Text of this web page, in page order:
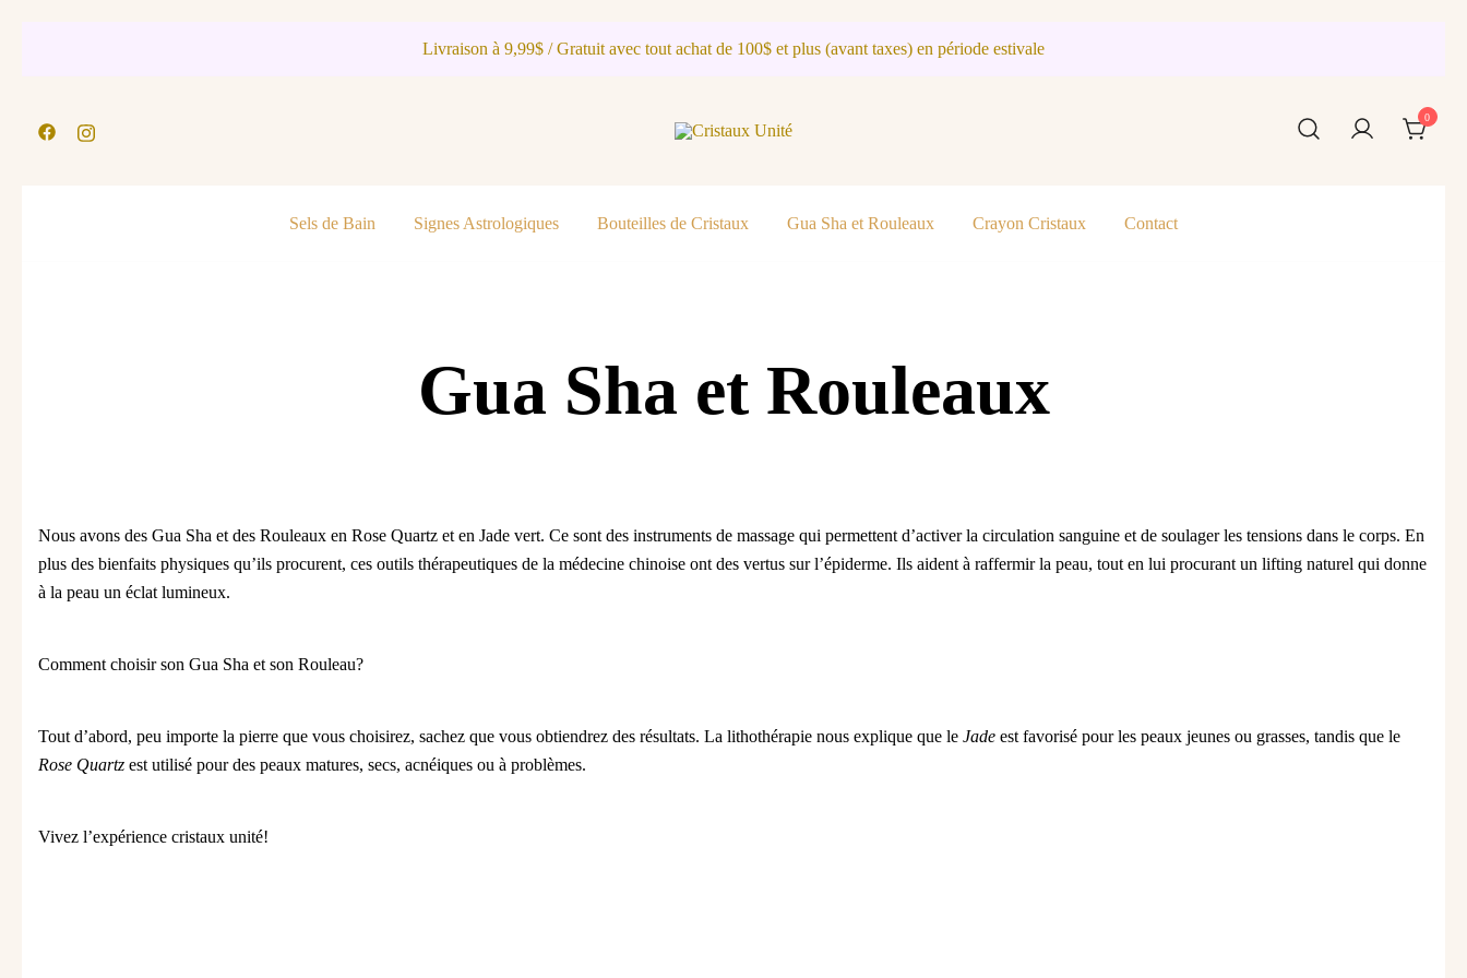
Livraison à 9,99$ / Gratuit avec tout achat de 100$ et plus (avant taxes) en période estivale
0
Sels de Bain Signes Astrologiques Bouteilles de Cristaux Gua Sha et Rouleaux Crayon Cristaux Contact
Gua Sha et Rouleaux
Nous avons des Gua Sha et des Rouleaux en Rose Quartz et en Jade vert. Ce sont des instruments de massage qui permettent d’activer la circulation sanguine et de soulager les tensions dans le corps. En
plus des bienfaits physiques qu’ils procurent, ces outils thérapeutiques de la médecine chinoise ont des vertus sur l’épiderme. Ils aident à raffermir la peau, tout en lui procurant un lifting naturel qui donne
à la peau un éclat lumineux.
Comment choisir son Gua Sha et son Rouleau?
Tout d’abord, peu importe la pierre que vous choisirez, sachez que vous obtiendrez des résultats. La lithothérapie nous explique que le Jade est favorisé pour les peaux jeunes ou grasses, tandis que le
Rose Quartz est utilisé pour des peaux matures, secs, acnéiques ou à problèmes.
Vivez l’expérience cristaux unité!